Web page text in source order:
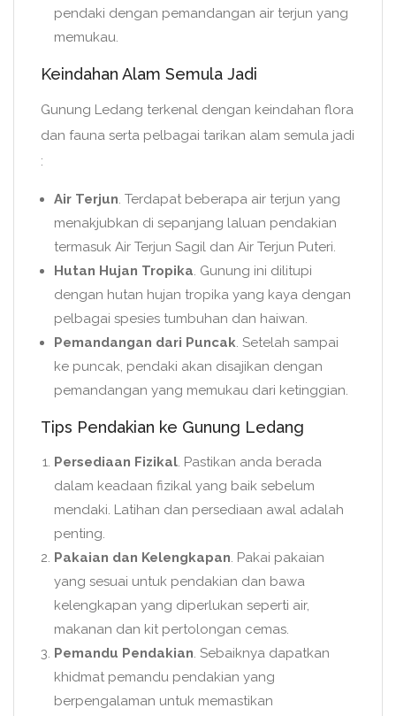
pendaki dengan pemandangan air terjun yang
memukau.
Keindahan Alam Semula Jadi
Gunung Ledang terkenal dengan keindahan flora
dan fauna serta pelbagai tarikan alam semula jadi
:
Air Terjun. Terdapat beberapa air terjun yang
menakjubkan di sepanjang laluan pendakian
termasuk Air Terjun Sagil dan Air Terjun Puteri.
Hutan Hujan Tropika. Gunung ini dilitupi
dengan hutan hujan tropika yang kaya dengan
pelbagai spesies tumbuhan dan haiwan.
Pemandangan dari Puncak. Setelah sampai
ke puncak, pendaki akan disajikan dengan
pemandangan yang memukau dari ketinggian.
Tips Pendakian ke Gunung Ledang
Persediaan Fizikal. Pastikan anda berada
dalam keadaan fizikal yang baik sebelum
mendaki. Latihan dan persediaan awal adalah
penting.
Pakaian dan Kelengkapan. Pakai pakaian
yang sesuai untuk pendakian dan bawa
kelengkapan yang diperlukan seperti air,
makanan dan kit pertolongan cemas.
Pemandu Pendakian. Sebaiknya dapatkan
khidmat pemandu pendakian yang
berpengalaman untuk memastikan